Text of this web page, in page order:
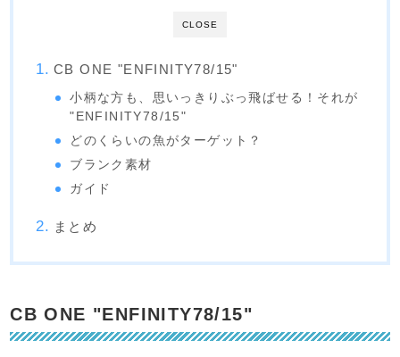
CLOSE
CB ONE "ENFINITY78/15"
小柄な方も、思いっきりぶっ飛ばせる！それが
"ENFINITY78/15"
どのくらいの魚がターゲット？
ブランク素材
ガイド
まとめ
CB ONE "ENFINITY78/15"